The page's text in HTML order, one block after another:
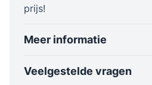
prijs!
Meer informatie
Veelgestelde vragen